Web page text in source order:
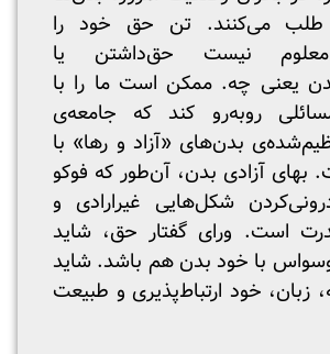
می‌کنند. تن حق خود را
نیست حق‌داشتن یا
یعنی چه. ممکن است ما را با
روبه‌رو کند که جامعه‌ی
بدن‌های «آزاد و رها» با
بهای آزادی بدن، آن‌طور که فوکو
شکل‌هایی غیرارادی و
است. ورای گفتار حق، شاید
با خود بدن هم باشد. شاید
زبان، خود ارتباط‌پذیری و طبیعت